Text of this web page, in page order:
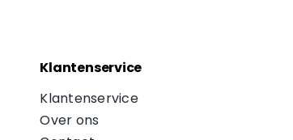
Klantenservice
Klantenservice
Over ons